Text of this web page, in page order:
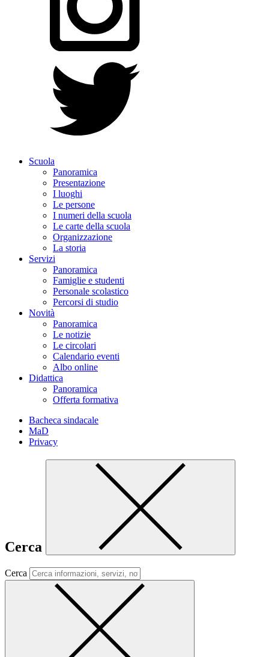
Scuola
Panoramica
Presentazione
I luoghi
Le persone
I numeri della scuola
Le carte della scuola
Organizzazione
La storia
Servizi
Panoramica
Famiglie e studenti
Personale scolastico
Percorsi di studio
Novità
Panoramica
Le notizie
Le circolari
Calendario eventi
Albo online
Didattica
Panoramica
Offerta formativa
Bacheca sindacale
MaD
Privacy
Cerca
Cerca